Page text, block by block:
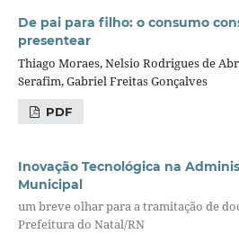
De pai para filho: o consumo
presentear
Thiago Moraes, Nelsio Rodrigues de
Serafim, Gabriel Freitas Gonçalves
PDF
Inovação Tecnológica na
Municipal
um breve olhar para a tramitação de
Prefeitura do Natal/RN